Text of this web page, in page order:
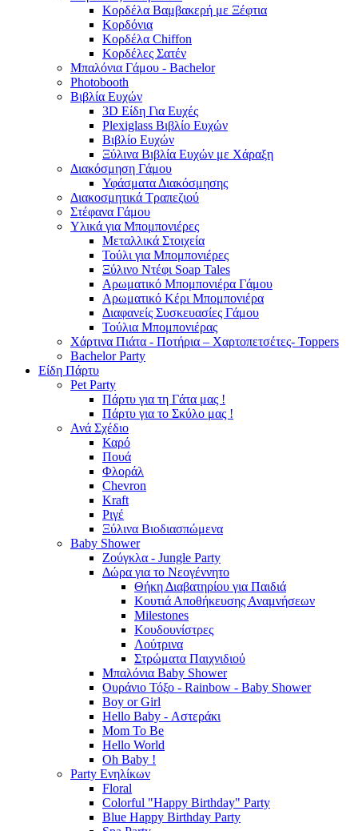
Κορδέλα Βαμβακερή με Ξέφτια
Κορδόνια
Κορδέλα Chiffon
Κορδέλες Σατέν
Μπαλόνια Γάμου - Bachelor
Photobooth
Βιβλία Ευχών
3D Είδη Για Ευχές
Plexiglass Βιβλίο Ευχών
Βιβλίο Ευχών
Ξύλινα Βιβλία Ευχών με Χάραξη
Διακόσμηση Γάμου
Υφάσματα Διακόσμησης
Διακοσμητικά Τραπεζιού
Στέφανα Γάμου
Υλικά για Μπομπονιέρες
Μεταλλικά Στοιχεία
Τούλι για Μπομπονιέρες
Ξύλινο Ντέφι Soap Tales
Αρωματικό Μπομπονιέρα Γάμου
Αρωματικό Κέρι Μπομπονιέρα
Διαφανείς Συσκευασίες Γάμου
Τούλια Μπομπονιέρας
Χάρτινα Πιάτα - Ποτήρια – Χαρτοπετσέτες- Toppers
Bachelor Party
Είδη Πάρτυ
Pet Party
Πάρτυ για τη Γάτα μας !
Πάρτυ για το Σκύλο μας !
Ανά Σχέδιο
Καρό
Πουά
Φλοράλ
Chevron
Kraft
Ριγέ
Ξύλινα Βιοδιασπώμενα
Baby Shower
Ζούγκλα - Jungle Party
Δώρα για το Νεογέννητο
Θήκη Διαβατηρίου για Παιδιά
Κουτιά Αποθήκευσης Αναμνήσεων
Milestones
Κουδουνίστρες
Λούτρινα
Στρώματα Παιχνιδιού
Μπαλόνια Baby Shower
Ουράνιο Τόξο - Rainbow - Baby Shower
Boy or Girl
Hello Baby - Αστεράκι
Mom To Be
Hello World
Oh Baby !
Party Ενηλίκων
Floral
Colorful "Happy Birthday" Party
Blue Happy Birthday Party